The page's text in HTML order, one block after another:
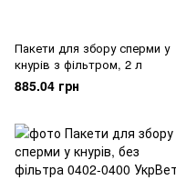
Пакети для збору сперми у
кнурів з фільтром, 2 л
885.04 грн